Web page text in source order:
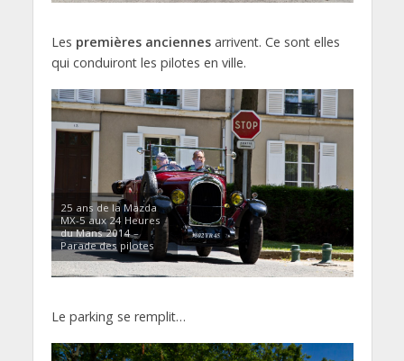
Les premières anciennesarrivent. Ce sont elles
qui conduiront les pilotes en ville.
25 ans de la Mazda
MX-5 aux 24 Heures
du Mans 2014 –
Parade des pilotes
Le parking se remplit…